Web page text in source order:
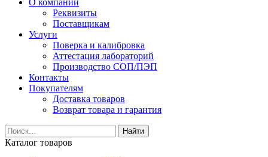
О компании
Реквизиты
Поставщикам
Услуги
Поверка и калибровка
Аттестация лабораторий
Производство СОП/ПЭП
Контакты
Покупателям
Доставка товаров
Возврат товара и гарантия
Найти
Каталог товаров